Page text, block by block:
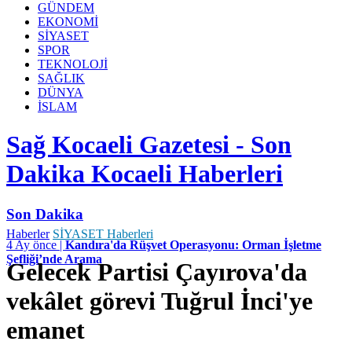
GÜNDEM
EKONOMİ
SİYASET
SPOR
TEKNOLOJİ
SAĞLIK
DÜNYA
İSLAM
Sağ Kocaeli Gazetesi - Son
Dakika Kocaeli Haberleri
Son Dakika
4 Ay önce | Kandıra'da Rüşvet Operasyonu: Orman İşletme
Şefliği’nde Arama
Haberler SİYASET Haberleri
Gelecek Partisi Çayırova'da
vekâlet görevi Tuğrul İnci'ye
emanet